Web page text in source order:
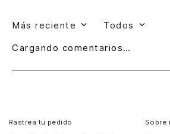
Más reciente Todos
Cargando comentarios…
Rastrea tu pedido
Sobre